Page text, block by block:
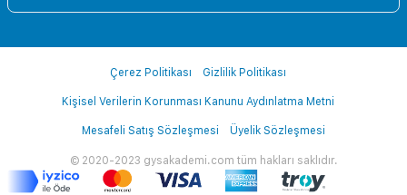
© 2020-2023 gysakademi.com tüm hakları saklıdır.
Çerez Politikası Gizlilik Politikası
Kişisel Verilerin Korunması Kanunu Aydınlatma Metni
Mesafeli Satış Sözleşmesi Üyelik Sözleşmesi